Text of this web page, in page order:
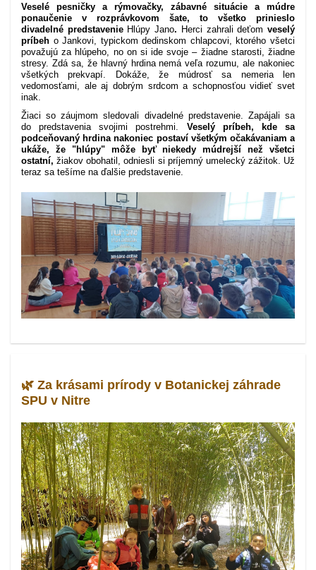
Veselé pesničky a rýmovačky, zábavné situácie a múdre
ponaučenie v rozprávkovom šate, to všetko prinieslo
divadelné predstavenieHlúpy Jano. Herci zahrali deťomveselý
príbeh o Jankovi, typickom dedinskom chlapcovi, ktorého všetci
považujú za hlúpeho, no on si ide svoje – žiadne starosti, žiadne
stresy. Zdá sa, že hlavný hrdina nemá veľa rozumu, ale nakoniec
všetkých prekvapí. Dokáže, že múdrosť sa nemeria len
vedomosťami, ale aj dobrým srdcom a schopnosťou vidieť svet
inak.
Žiaci so záujmom sledovali divadelné predstavenie. Zapájali sa
do predstavenia svojimi postrehmi. Veselý príbeh, kde sa
podceňovaný hrdina nakoniec postaví všetkým očakávaniam a
ukáže, že "hlúpy" môže byť niekedy múdrejší než všetci
ostatní,žiakov obohatil, odniesli si príjemný umelecký zážitok. Už
teraz sa tešíme na ďalšie predstavenie.
🌿 Za krásami prírody v Botanickej záhrade
SPU v Nitre